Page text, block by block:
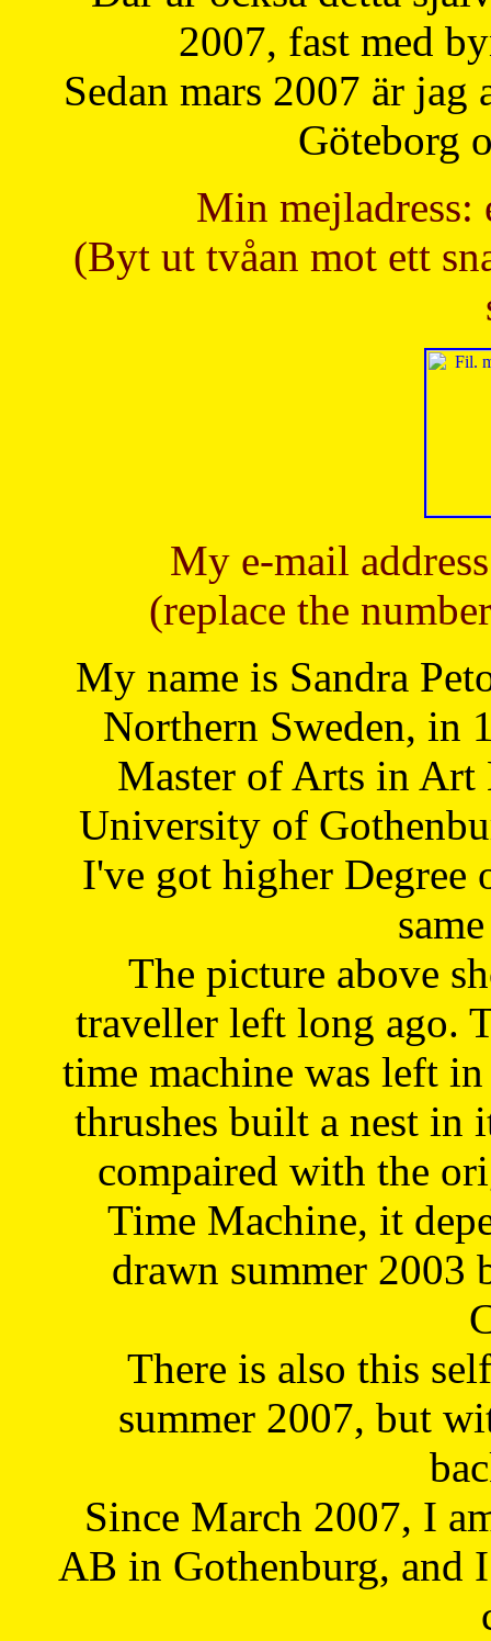
2007, fast med
Sedan mars 2007 är
Göteborg
Min mejladress:
(Byt ut tvåan mot ett
My e-mail
(replace the
My name is Sandra
Northern Sweden, in
Master of Arts in Art
University of
I've got higher Degree
The picture above
traveller left long ago.
time machine was left
thrushes built a nest in
compaired with the
Time Machine, it
drawn summer 2003
There is also this
summer 2007, but
Since March 2007, I
AB in Gothenburg, and